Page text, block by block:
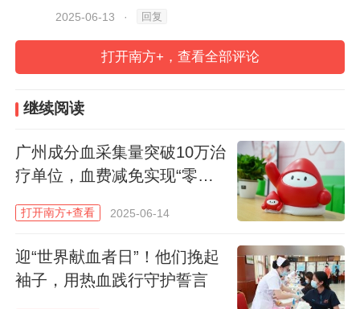
集量连续两年突破10万个治疗单位，2024年
个连续两年保持这一规模的血液中心。”他
梁华钦表示，血小板保存期仅5天，为了保
障供需精准匹配，中心实行预约献血制
临床需求却持续增长，但我们一定会保障急
救和大病患者的用血需求。”
2025-06-13 · 回复
打开南方+，查看全部评论
继续阅读
广州成分血采集量突破10万治
疗单位，血费减免实现“零跑
打开南方+查看 2025-06-14
迎“世界献血者日”！他们挽起
袖子，用热血践行守护誓言